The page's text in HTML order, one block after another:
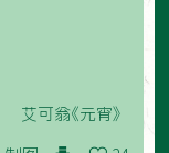
艾可翁《元宵》